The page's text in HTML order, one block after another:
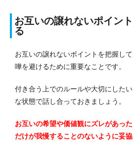
お互いの譲れないポイン
る
お互いの譲れないポイントを把握し
嘩を避けるために重要なことです。
付き合う上でのルールや大切にした
な状態で話し合っておきましょう。
お互いの希望や価値観にズレがあっ
だけが我慢することのないように妥